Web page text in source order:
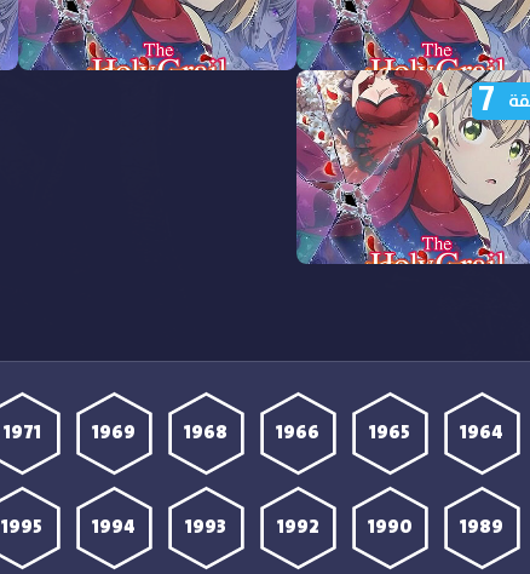
مشاهدة انمي Eris no Seihai
7
1964
1965
1966
1968
1969
1971
1989
1990
1992
1993
1994
1995